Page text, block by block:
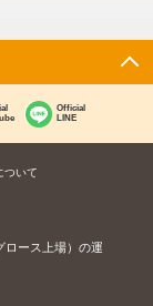
Official
LINE
ついて
ロース上場）の運